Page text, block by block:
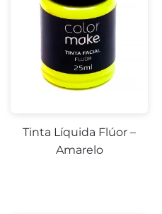
Tinta Líquida Flúor –
Amarelo